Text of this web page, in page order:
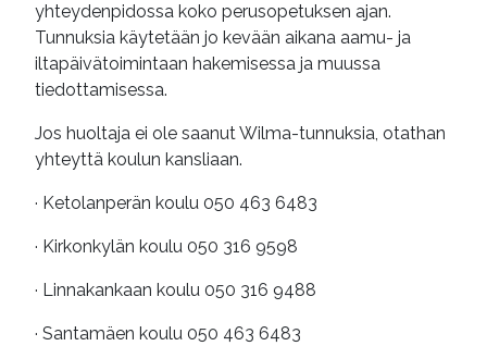
yhteydenpidossa koko perusopetuksen ajan.
Tunnuksia käytetään jo kevään aikana aamu- ja
iltapäivätoimintaan hakemisessa ja muussa
tiedottamisessa.
Jos huoltaja ei ole saanut Wilma-tunnuksia, otathan
yhteyttä koulun kansliaan.
· Ketolanperän koulu 050 463 6483
· Kirkonkylän koulu 050 316 9598
· Linnakankaan koulu 050 316 9488
· Santamäen koulu 050 463 6483